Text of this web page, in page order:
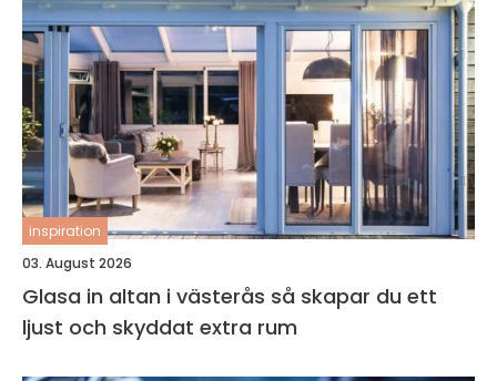
inspiration
03. August 2026
Glasa in altan i västerås så skapar du ett
ljust och skyddat extra rum